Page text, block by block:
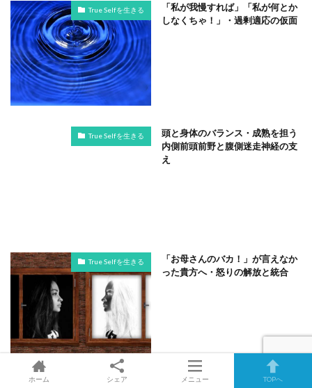
True Selfを生きる
「私が我慢すれば」「私が何とか
しなくちゃ！」・過剰適応の仮面
True Selfを生きる
頭と身体のバランス・成熟を担う
内側前頭前野と腹側迷走神経の支
え
True Selfを生きる
「お母さんのバカ！」が言えなか
った貴方へ・怒りの解放と統合
自己受容と「ヤダったね」の自己
ホーム シェア メニュー TOPへ